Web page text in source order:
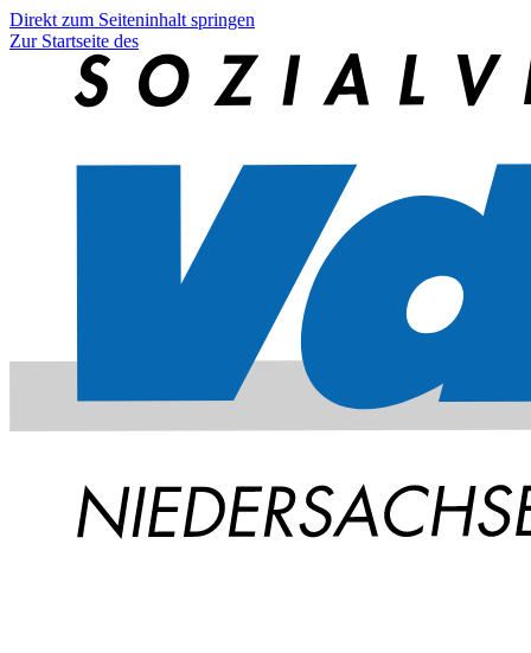
Direkt zum Seiteninhalt springen
Zur Startseite des